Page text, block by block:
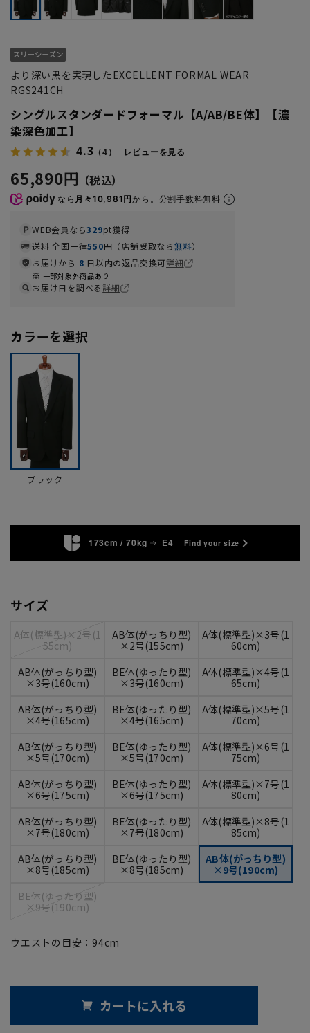
より深い黒を実現したEXCELLENT FORMAL WEAR
RGS241CH
シングルスタンダードフォーマル【A/AB/BE体】【濃
染深色加工】
4.3 （4） レビューを見る
65,890円
なら 月々10,981円から。分割手数料無料
WEB会員なら329pt獲得
送料 全国一律550円（店舗受取なら無料）
お届けから 8 日以内の返品交換可詳細
一部対象外商品あり
お届け日を調べる詳細
カラーを選択
ブラック
173cm / 70kg E4 Find your size
サイズ
A体(標準型)×2号(1
55cm)
AB体(がっちり型)
×2号(155cm)
A体(標準型)×3号(1
60cm)
AB体(がっちり型)
×3号(160cm)
BE体(ゆったり型)
×3号(160cm)
A体(標準型)×4号(1
65cm)
AB体(がっちり型)
×4号(165cm)
BE体(ゆったり型)
×4号(165cm)
A体(標準型)×5号(1
70cm)
AB体(がっちり型)
×5号(170cm)
BE体(ゆったり型)
×5号(170cm)
A体(標準型)×6号(1
75cm)
AB体(がっちり型)
×6号(175cm)
BE体(ゆったり型)
×6号(175cm)
A体(標準型)×7号(1
80cm)
AB体(がっちり型)
×7号(180cm)
BE体(ゆったり型)
×7号(180cm)
A体(標準型)×8号(1
85cm)
AB体(がっちり型)
×8号(185cm)
BE体(ゆったり型)
×8号(185cm)
AB体(がっちり型)
×9号(190cm)
BE体(ゆったり型)
×9号(190cm)
ウエストの目安： 94cm
カートに入れる